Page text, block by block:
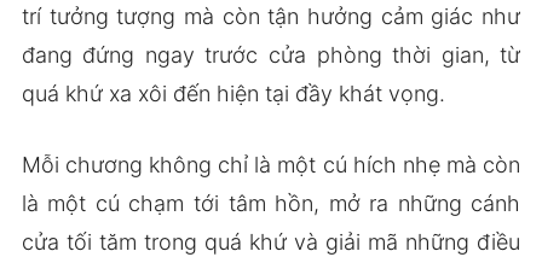
trí tưởng tượng mà còn tận hưởng cảm giác như
đang đứng ngay trước cửa phòng thời gian, từ
quá khứ xa xôi đến hiện tại đầy khát vọng.
Mỗi chương không chỉ là một cú hích nhẹ mà còn
là một cú chạm tới tâm hồn, mở ra những cánh
cửa tối tăm trong quá khứ và giải mã những điều